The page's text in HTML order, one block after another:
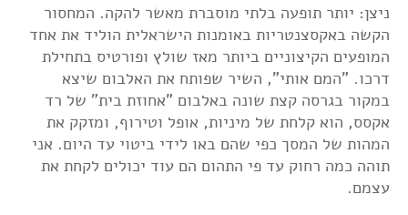
ניצן: יותר תופעה בלתי מוסברת מאשר להקה. המחסור
הקשה באקסצנטריות באומנות הישראלית הוליד את אחד
המופעים הקיצוניים ביותר מאז שולץ ופורטיס בתחילת
דרכו. "המם אותי", השיר שפותח את האלבום שיצא
במקור בגרסה קצת שונה באלבום "אחוזת בית" של רד
אקסס, הוא קלחת של מיניות, אופל וטירוף, ומזקק את
המהות של המסך כפי שהם באו לידי ביטוי עד היום. אני
תוהה כמה רחוק עד פי התהום הם עוד יכולים לקחת את
עצמם.